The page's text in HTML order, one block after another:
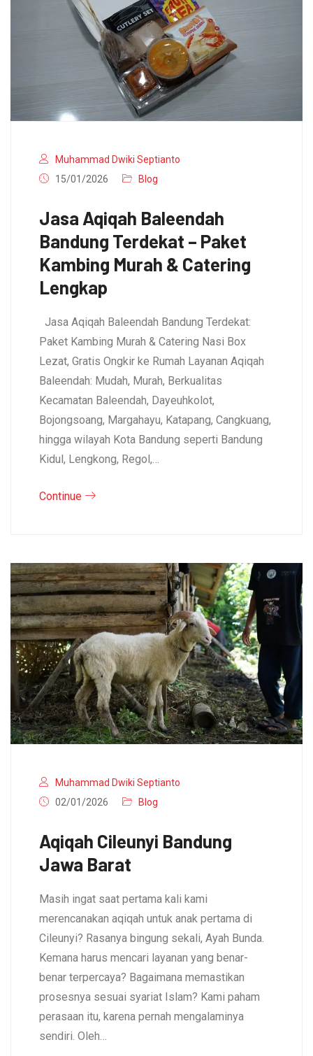
Muhammad Dwiki Septianto
15/01/2026
Blog
Jasa Aqiqah Baleendah
Bandung Terdekat – Paket
Kambing Murah & Catering
Lengkap
Jasa Aqiqah Baleendah Bandung Terdekat:
Paket Kambing Murah & Catering Nasi Box
Lezat, Gratis Ongkir ke Rumah Layanan Aqiqah
Baleendah: Mudah, Murah, Berkualitas
Kecamatan Baleendah, Dayeuhkolot,
Bojongsoang, Margahayu, Katapang, Cangkuang,
hingga wilayah Kota Bandung seperti Bandung
Kidul, Lengkong, Regol,…
Continue
Muhammad Dwiki Septianto
02/01/2026
Blog
Aqiqah Cileunyi Bandung
Jawa Barat
Masih ingat saat pertama kali kami
merencanakan aqiqah untuk anak pertama di
Cileunyi? Rasanya bingung sekali, Ayah Bunda.
Kemana harus mencari layanan yang benar-
benar terpercaya? Bagaimana memastikan
prosesnya sesuai syariat Islam? Kami paham
perasaan itu, karena pernah mengalaminya
sendiri. Oleh…